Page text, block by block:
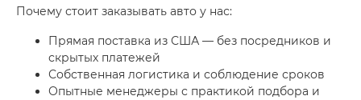
Почему стоит заказывать авто у нас:
Прямая поставка из США — без посредников и
скрытых платежей
Собственная логистика и соблюдение сроков
Опытные менеджеры с практикой подбора и